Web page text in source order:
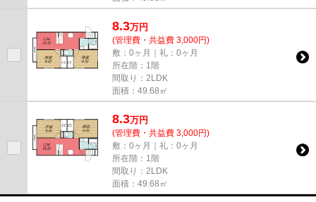
8.3万円
(管理費・共益費 3,000円)
敷：0ヶ月｜礼：0ヶ月
所在階：1階
間取り：2LDK
面積：49.68㎡
8.3万円
(管理費・共益費 3,000円)
敷：0ヶ月｜礼：0ヶ月
所在階：1階
間取り：2LDK
面積：49.68㎡